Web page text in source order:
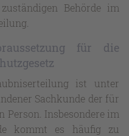
Behörde im
für die
ist unter
Sachkunde der für
Insbesondere im
kommt es häufig zu